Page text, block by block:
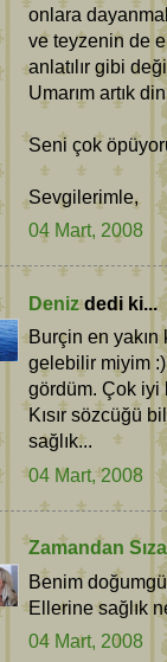
onlara
ve teyzenin de
anlatılır gibi
Umarım artık
Seni çok
Sevgilerimle,
04 Mart, 2008
Denizdedi ki...
Burçin en
gelebilir miyim
gördüm. Çok iyi
Kısır sözcüğü
sağlık...
04 Mart, 2008
Zamandan
Benim
Ellerine sağlık
04 Mart, 2008